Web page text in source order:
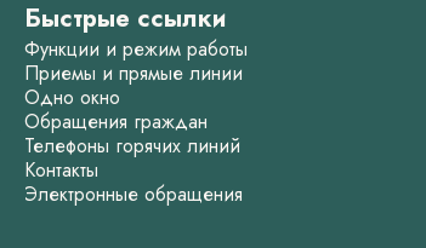
Быстрые ссылки
Функции и режим работы
Приемы и прямые линии
Одно окно
Обращения граждан
Телефоны горячих линий
Контакты
Электронные обращения